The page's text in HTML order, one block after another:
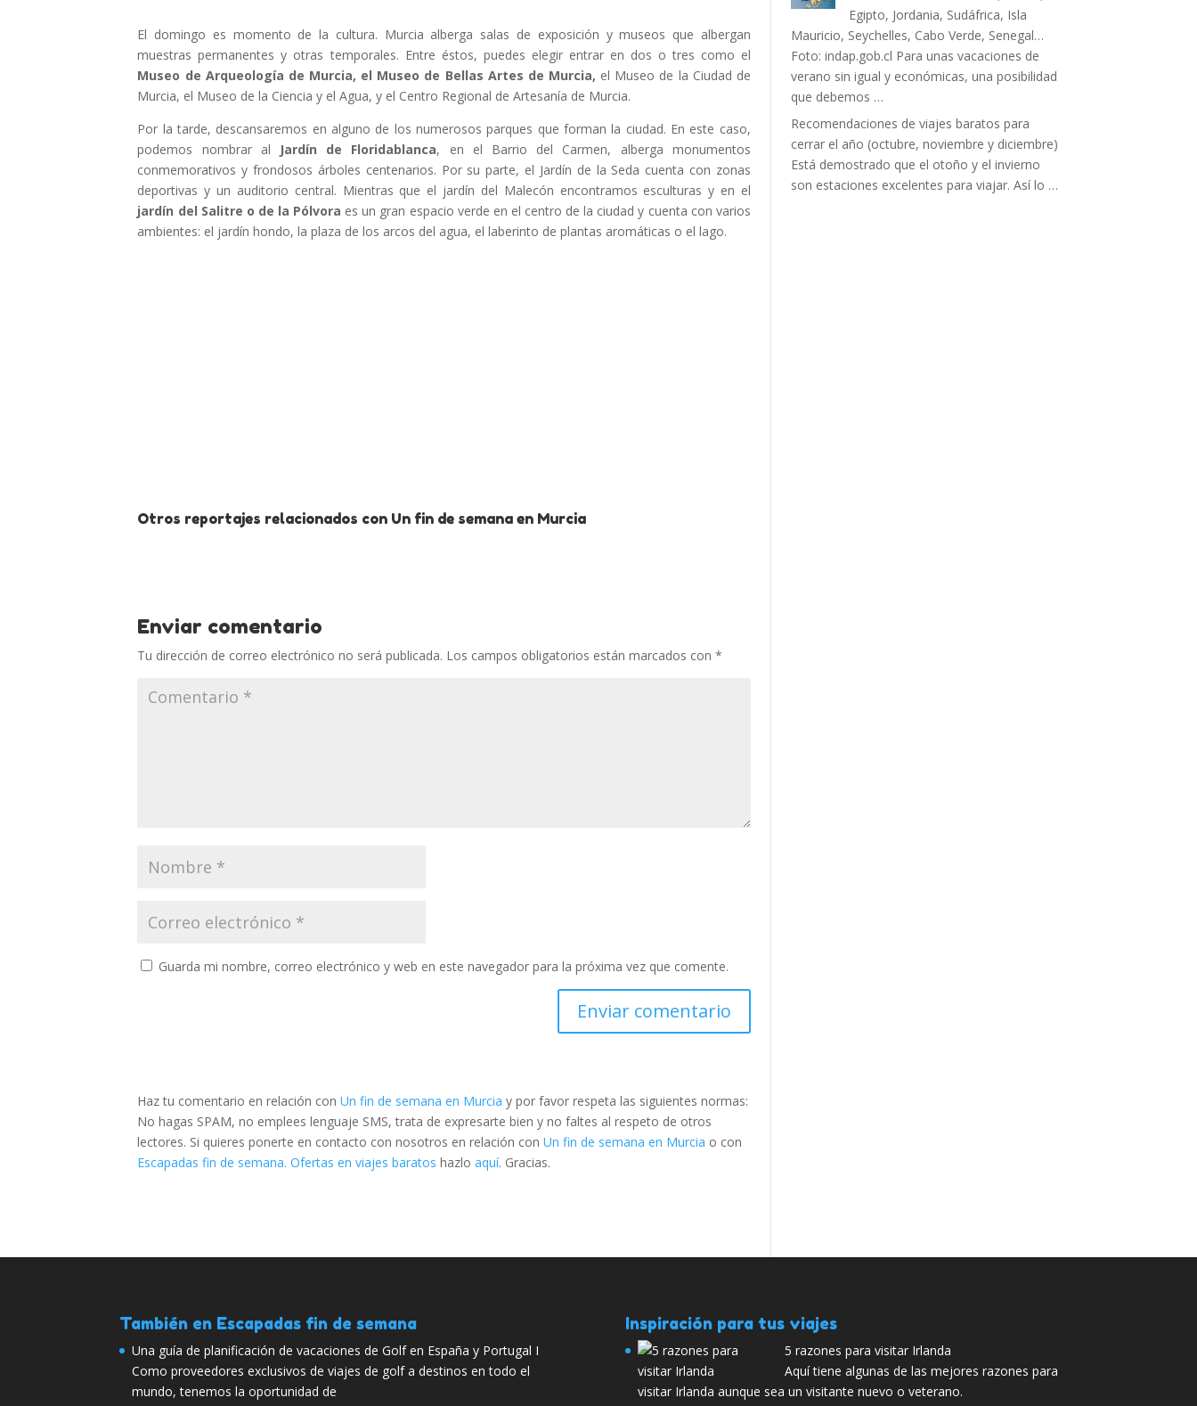
El domingo es momento de la cultura. Murcia alberga salas de exposición y museos que albergan
muestras permanentes y otras temporales. Entre éstos, puedes elegir entrar en dos o tres como el
Museo de Arqueología de Murcia, el Museo de Bellas Artes de Murcia, el Museo de la Ciudad de
Murcia, el Museo de la Ciencia y el Agua, y el Centro Regional de Artesanía de Murcia.
Por la tarde, descansaremos en alguno de los numerosos parques que forman la ciudad. En este caso,
podemos nombrar al
Jardín de Floridablanca, en el Barrio del Carmen, alberga monumentos
conmemorativos y frondosos árboles centenarios. Por su parte, el Jardín de la Seda cuenta con zonas
deportivas y un auditorio central. Mientras que el jardín del Malecón encontramos esculturas y en el
jardín del Salitre o de la Pólvora es un gran espacio verde en el centro de la ciudad y cuenta con varios
ambientes: el jardín hondo, la plaza de los arcos del agua, el laberinto de plantas aromáticas o el lago.
Otros reportajes relacionados con Un fin de semana en Murcia
Enviar comentario
Tu dirección de correo electrónico no será publicada. Los campos obligatorios están marcados con*
Guarda mi nombre, correo electrónico y web en este navegador para la próxima vez que comente.
Haz tu comentario en relación conUn fin de semana en Murcia y por favor respeta las siguientes normas:
No hagas SPAM, no emplees lenguaje SMS, trata de expresarte bien y no faltes al respeto de otros
lectores. Si quieres ponerte en contacto con nosotros en relación conUn fin de semana en Murcia o con
Escapadas fin de semana. Ofertas en viajes baratos hazloaquí. Gracias.
Egipto, Jordania, Sudáfrica, Isla
Mauricio, Seychelles, Cabo Verde, Senegal…
Foto: indap.gob.cl Para unas vacaciones de
verano sin igual y económicas, una posibilidad
que debemos …
Recomendaciones de viajes baratos para
cerrar el año (octubre, noviembre y diciembre)
Está demostrado que el otoño y el invierno
son estaciones excelentes para viajar. Así lo …
También en Escapadas fin de semana
Una guía de planificación de vacaciones de Golf en España y Portugal I
Como proveedores exclusivos de viajes de golf a destinos en todo el
mundo, tenemos la oportunidad de
Inspiración para tus viajes
5 razones para visitar Irlanda
Aquí tiene algunas de las mejores razones para
visitar Irlanda aunque sea un visitante nuevo o veterano.